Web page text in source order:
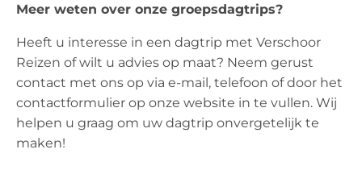
Meer weten over onze groepsdagtrips?
Heeft u interesse in een dagtrip met Verschoor
Reizen of wilt u advies op maat? Neem gerust
contact met ons op via e-mail, telefoon of door het
contactformulier op onze website in te vullen. Wij
helpen u graag om uw dagtrip onvergetelijk te
maken!